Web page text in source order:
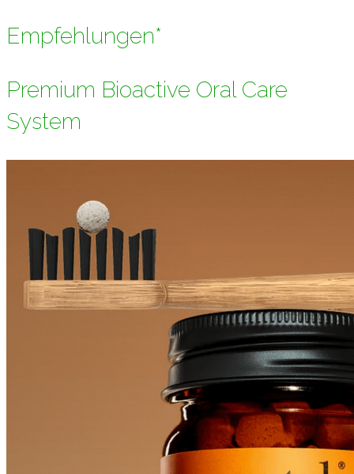
Empfehlungen*
Premium Bioactive Oral Care
System